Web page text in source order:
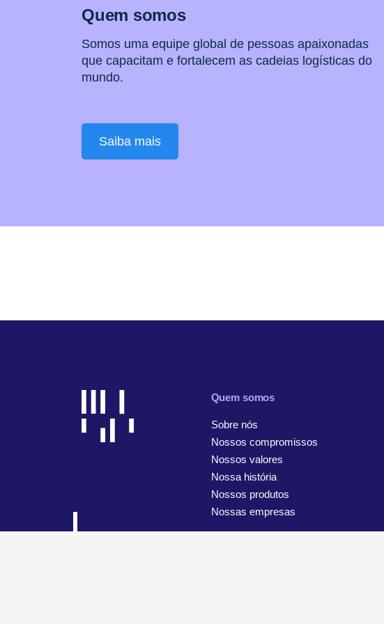
Quem somos
Somos uma equipe global de pessoas apaixonadas
que capacitam e fortalecem as cadeias logísticas do
mundo.
Saiba mais
Quem somos
Sobre nós
Nossos compromissos
Nossos valores
Nossa história
Nossos produtos
Nossas empresas